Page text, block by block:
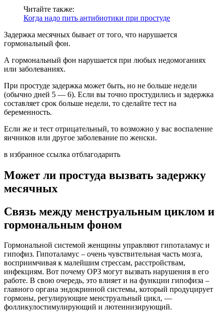
Читайте также:
Когда надо пить антибиотики при простуде
Задержка месячных бывает от того, что нарушается
гормональный фон.
А гормональный фон нарушается при любых недомоганиях
или заболеваниях.
При простуде задержка может быть, но не больше недели
(обычно дней 5 — 6). Если вы точно простудились и задержка
составляет срок больше недели, то сделайте тест на
беременность.
Если же и тест отрицательный, то возможно у вас воспаление
яичников или другое заболевание по женски.
в избранное ссылка отблагодарить
Может ли простуда вызвать задержку
месячных
Связь между менструальным циклом и
гормональным фоном
Гормональной системой женщины управляют гипоталамус и
гипофиз. Гипоталамус – очень чувствительная часть мозга,
восприимчивая к малейшим стрессам, расстройствам,
инфекциям. Вот почему ОРЗ могут вызвать нарушения в его
работе. В свою очередь, это влияет и на функции гипофиза –
главного органа эндокринной системы, который продуцирует
гормоны, регулирующие менструальный цикл, —
фолликулостимулирующий и лютеинизирующий.